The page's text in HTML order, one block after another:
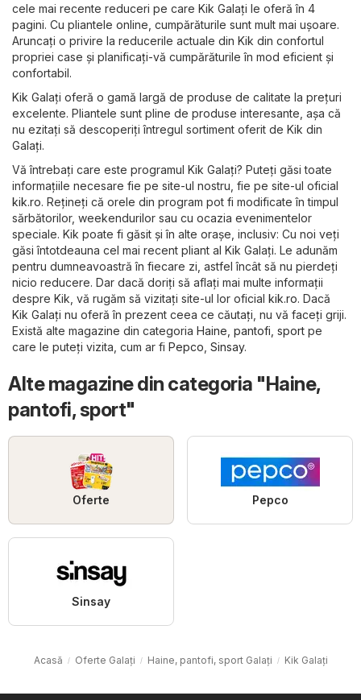
cele mai recente reduceri pe care Kik Galați le oferă în 4
pagini. Cu pliantele online, cumpărăturile sunt mult mai ușoare.
Aruncați o privire la reducerile actuale din Kik din confortul
propriei case și planificați-vă cumpărăturile în mod eficient și
confortabil.
Kik Galați oferă o gamă largă de produse de calitate la prețuri
excelente. Pliantele sunt pline de produse interesante, așa că
nu ezitați să descoperiți întregul sortiment oferit de Kik din
Galați.
Vă întrebați care este programul Kik Galați? Puteți găsi toate
informațiile necesare fie pe site-ul nostru, fie pe site-ul oficial
kik.ro. Rețineți că orele din program pot fi modificate în timpul
sărbătorilor, weekendurilor sau cu ocazia evenimentelor
speciale. Kik poate fi găsit și în alte orașe, inclusiv: Cu noi veți
găsi întotdeauna cel mai recent pliant al Kik Galați. Le adunăm
pentru dumneavoastră în fiecare zi, astfel încât să nu pierdeți
nicio reducere. Dar dacă doriți să aflați mai multe informații
despre Kik, vă rugăm să vizitați site-ul lor oficial kik.ro. Dacă
Kik Galați nu oferă în prezent ceea ce căutați, nu vă faceți griji.
Există alte magazine din categoria Haine, pantofi, sport pe
care le puteți vizita, cum ar fi Pepco Sinsay.
Alte magazine din categoria "Haine,
pantofi, sport"
Oferte Pepco
Sinsay
Acasă Oferte Galați Haine, pantofi, sport Galați Kik Galați